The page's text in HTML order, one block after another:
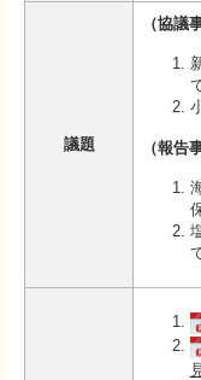
議題
（協議
（報告